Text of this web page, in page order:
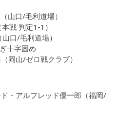
/毛利道場）
戦 判定1-1）
/毛利道場）
字固め
ゼロ戦クラブ）
フレッド優一郎（福岡/